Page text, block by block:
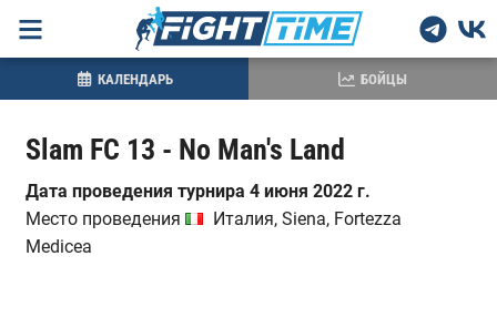
Slam FC 13 - No Man's Land
Дата проведения турнира 4 июня 2022 г.
Место проведения
Италия, Siena, Fortezza
Medicea
КАЛЕНДАРЬ БОЙЦЫ